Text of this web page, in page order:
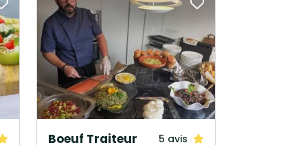
Boeuf Traiteur 5 avis